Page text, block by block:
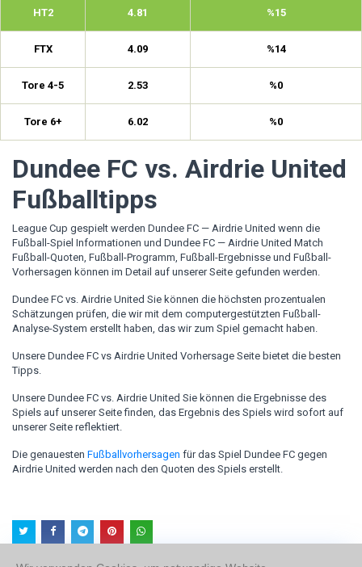
HT2 4.81 %15
FTX 4.09 %14
Tore 4-5 2.53 %0
Tore 6+ 6.02 %0
Dundee FC vs. Airdrie United
Fußballtipps
League Cup gespielt werden Dundee FC — Airdrie United wenn die
Fußball-Spiel Informationen und Dundee FC — Airdrie United Match
Fußball-Quoten, Fußball-Programm, Fußball-Ergebnisse und Fußball-
Vorhersagen können im Detail auf unserer Seite gefunden werden.
Dundee FC vs. Airdrie United Sie können die höchsten prozentualen
Schätzungen prüfen, die wir mit dem computergestützten Fußball-
Analyse-System erstellt haben, das wir zum Spiel gemacht haben.
Unsere Dundee FC vs Airdrie United Vorhersage Seite bietet die besten
Tipps.
Unsere Dundee FC vs. Airdrie United Sie können die Ergebnisse des
Spiels auf unserer Seite finden, das Ergebnis des Spiels wird sofort auf
unserer Seite reflektiert.
Die genauesten Fußballvorhersagen für das Spiel Dundee FC gegen
Airdrie United werden nach den Quoten des Spiels erstellt.